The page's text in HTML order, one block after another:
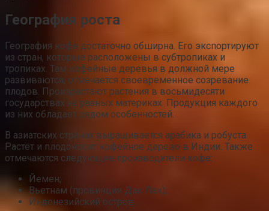
География роста
География кофе достаточно обширна. Его экспортируют
из стран, которые расположены в субтропиках и
тропиках. Там кофейные деревья в должной мере
развиваются, отмечается своевременное созревание
плодов. Произрастают растения в восьмидесяти
государствах на разных материках. Продукция каждого
из них обладает рядом особенностей.
В азиатских странах выращивается арабика и робуста.
Растет и плодоносит кофейное дерево в Индии. Также
отмечаются следующие производители кофе:
Йемен;
Вьетнам (провинция Дак Лак);
Индонезийский остров.